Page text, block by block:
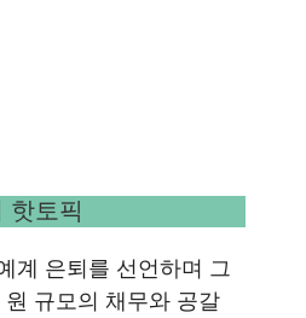
핫토픽
계 은퇴를 선언하며 그
규모의 채무와 공갈